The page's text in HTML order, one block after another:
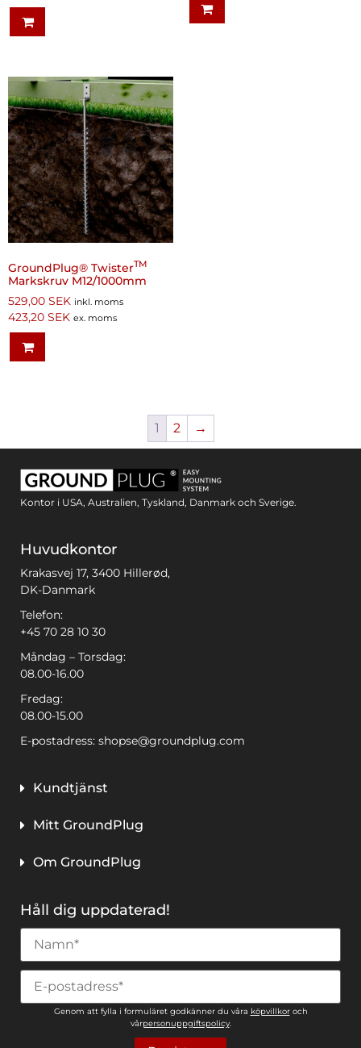
GroundPlug® TwisterTM
Markskruv M12/1000mm
529,00 SEK inkl. moms
423,20 SEK ex. moms
1 2 →
Kontor i USA, Australien, Tyskland, Danmark och Sverige.
Huvudkontor
Krakasvej 17, 3400 Hillerød,
DK-Danmark
Telefon:
+45 70 28 10 30
Måndag – Torsdag:
08.00-16.00
Fredag:
08.00-15.00
E-postadress: shopse@groundplug.com
Kundtjänst
Mitt GroundPlug
Om GroundPlug
Håll dig uppdaterad!
Genom att fylla i formuläret godkänner du våra köpvillkoroch
vårpersonuppgiftspolicy.